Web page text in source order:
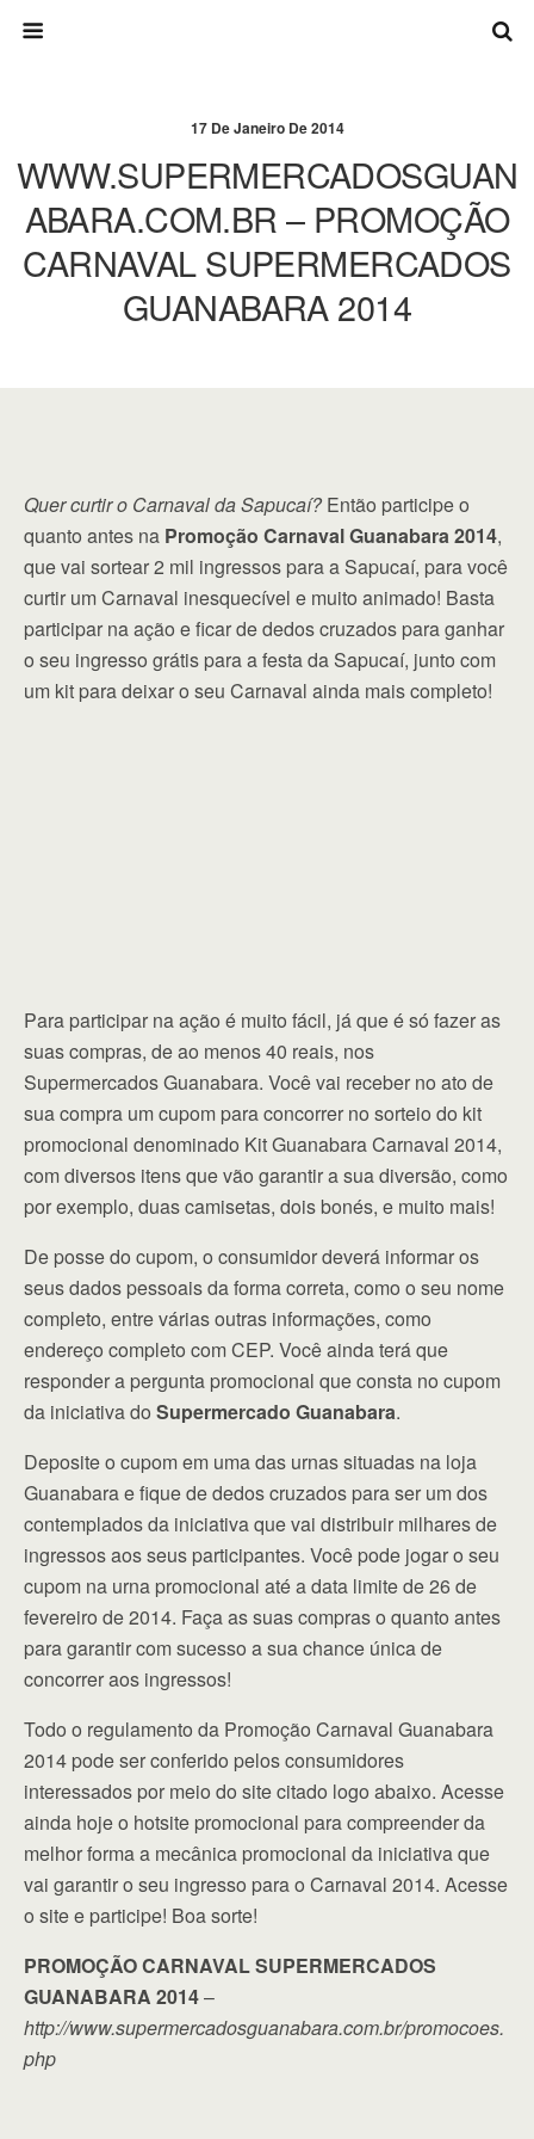
17 De Janeiro De 2014
WWW.SUPERMERCADOSGUAN
ABARA.COM.BR – PROMOÇÃO
CARNAVAL SUPERMERCADOS
GUANABARA 2014
Quer curtir o Carnaval da Sapucaí?Então participe o
quanto antes na Promoção Carnaval Guanabara 2014,
que vai sortear 2 mil ingressos para a Sapucaí, para você
curtir um Carnaval inesquecível e muito animado! Basta
participar na ação e ficar de dedos cruzados para ganhar
o seu ingresso grátis para a festa da Sapucaí, junto com
um kit para deixar o seu Carnaval ainda mais completo!
Para participar na ação é muito fácil, já que é só fazer as
suas compras, de ao menos 40 reais, nos
Supermercados Guanabara. Você vai receber no ato de
sua compra um cupom para concorrer no sorteio do kit
promocional denominado Kit Guanabara Carnaval 2014,
com diversos itens que vão garantir a sua diversão, como
por exemplo, duas camisetas, dois bonés, e muito mais!
De posse do cupom, o consumidor deverá informar os
seus dados pessoais da forma correta, como o seu nome
completo, entre várias outras informações, como
endereço completo com CEP. Você ainda terá que
responder a pergunta promocional que consta no cupom
da iniciativa do Supermercado Guanabara.
Deposite o cupom em uma das urnas situadas na loja
Guanabara e fique de dedos cruzados para ser um dos
contemplados da iniciativa que vai distribuir milhares de
ingressos aos seus participantes. Você pode jogar o seu
cupom na urna promocional até a data limite de 26 de
fevereiro de 2014. Faça as suas compras o quanto antes
para garantir com sucesso a sua chance única de
concorrer aos ingressos!
Todo o regulamento da Promoção Carnaval Guanabara
2014 pode ser conferido pelos consumidores
interessados por meio do site citado logo abaixo. Acesse
ainda hoje o hotsite promocional para compreender da
melhor forma a mecânica promocional da iniciativa que
vai garantir o seu ingresso para o Carnaval 2014. Acesse
o site e participe! Boa sorte!
PROMOÇÃO CARNAVAL SUPERMERCADOS
GUANABARA 2014–
http://www.supermercadosguanabara.com.br/promocoes.
php